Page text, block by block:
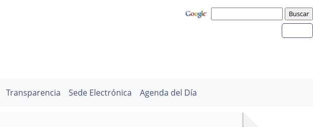
Transparencia Sede Electrónica Agenda del Día